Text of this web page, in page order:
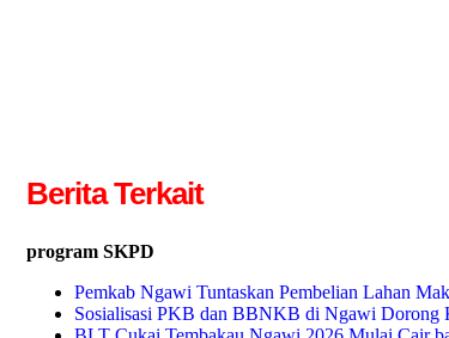
Berita Terkait
program SKPD
Pemkab Ngawi Tuntaskan Pembelian Lahan
Sosialisasi PKB dan BBNKB di Ngawi Dorong